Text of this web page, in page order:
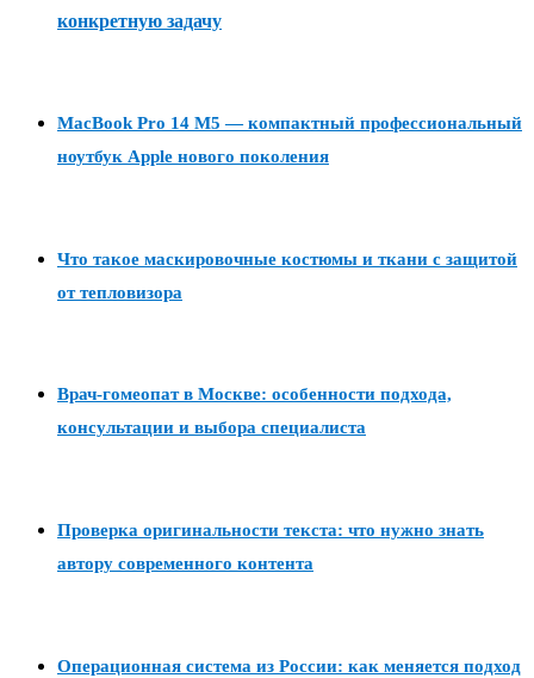
конкретную задачу
MacBook Pro 14 M5 — компактный профессиональный
ноутбук Apple нового поколения
Что такое маскировочные костюмы и ткани с защитой
от тепловизора
Врач-гомеопат в Москве: особенности подхода,
консультации и выбора специалиста
Проверка оригинальности текста: что нужно знать
автору современного контента
Операционная система из России: как меняется подход